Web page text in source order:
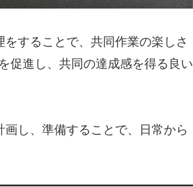
することで、共同作業の楽しさ
促進し、共同の達成感を得る良い
し、準備することで、日常から